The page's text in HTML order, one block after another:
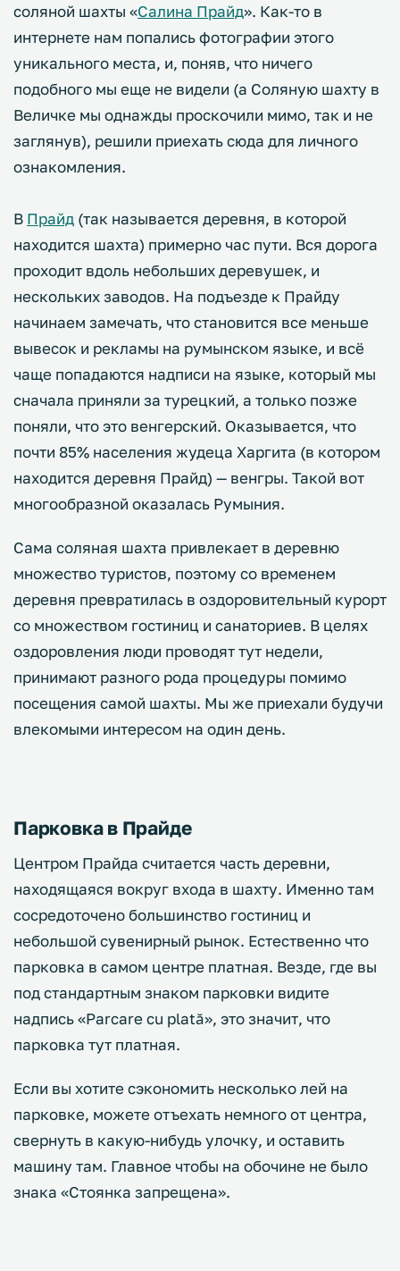
соляной шахты «Салина Прайд». Как-то в
интернете нам попались фотографии этого
уникального места, и, поняв, что ничего
подобного мы еще не видели (а Соляную шахту в
Величке мы однажды проскочили мимо, так и не
заглянув), решили приехать сюда для личного
ознакомления.
В Прайд (так называется деревня, в которой
находится шахта) примерно час пути. Вся дорога
проходит вдоль небольших деревушек, и
нескольких заводов. На подъезде к Прайду
начинаем замечать, что становится все меньше
вывесок и рекламы на румынском языке, и всё
чаще попадаются надписи на языке, который мы
сначала приняли за турецкий, а только позже
поняли, что это венгерский. Оказывается, что
почти 85% населения жудеца Харгита (в котором
находится деревня Прайд) — венгры. Такой вот
многообразной оказалась Румыния.
Сама соляная шахта привлекает в деревню
множество туристов, поэтому со временем
деревня превратилась в оздоровительный курорт
со множеством гостиниц и санаториев. В целях
оздоровления люди проводят тут недели,
принимают разного рода процедуры помимо
посещения самой шахты. Мы же приехали будучи
влекомыми интересом на один день.
Парковка в Прайде
Центром Прайда считается часть деревни,
находящаяся вокруг входа в шахту. Именно там
сосредоточено большинство гостиниц и
небольшой сувенирный рынок. Естественно что
парковка в самом центре платная. Везде, где вы
под стандартным знаком парковки видите
надпись «Parcare cu plată», это значит, что
парковка тут платная.
Если вы хотите сэкономить несколько лей на
парковке, можете отъехать немного от центра,
свернуть в какую-нибудь улочку, и оставить
машину там. Главное чтобы на обочине не было
знака «Стоянка запрещена».